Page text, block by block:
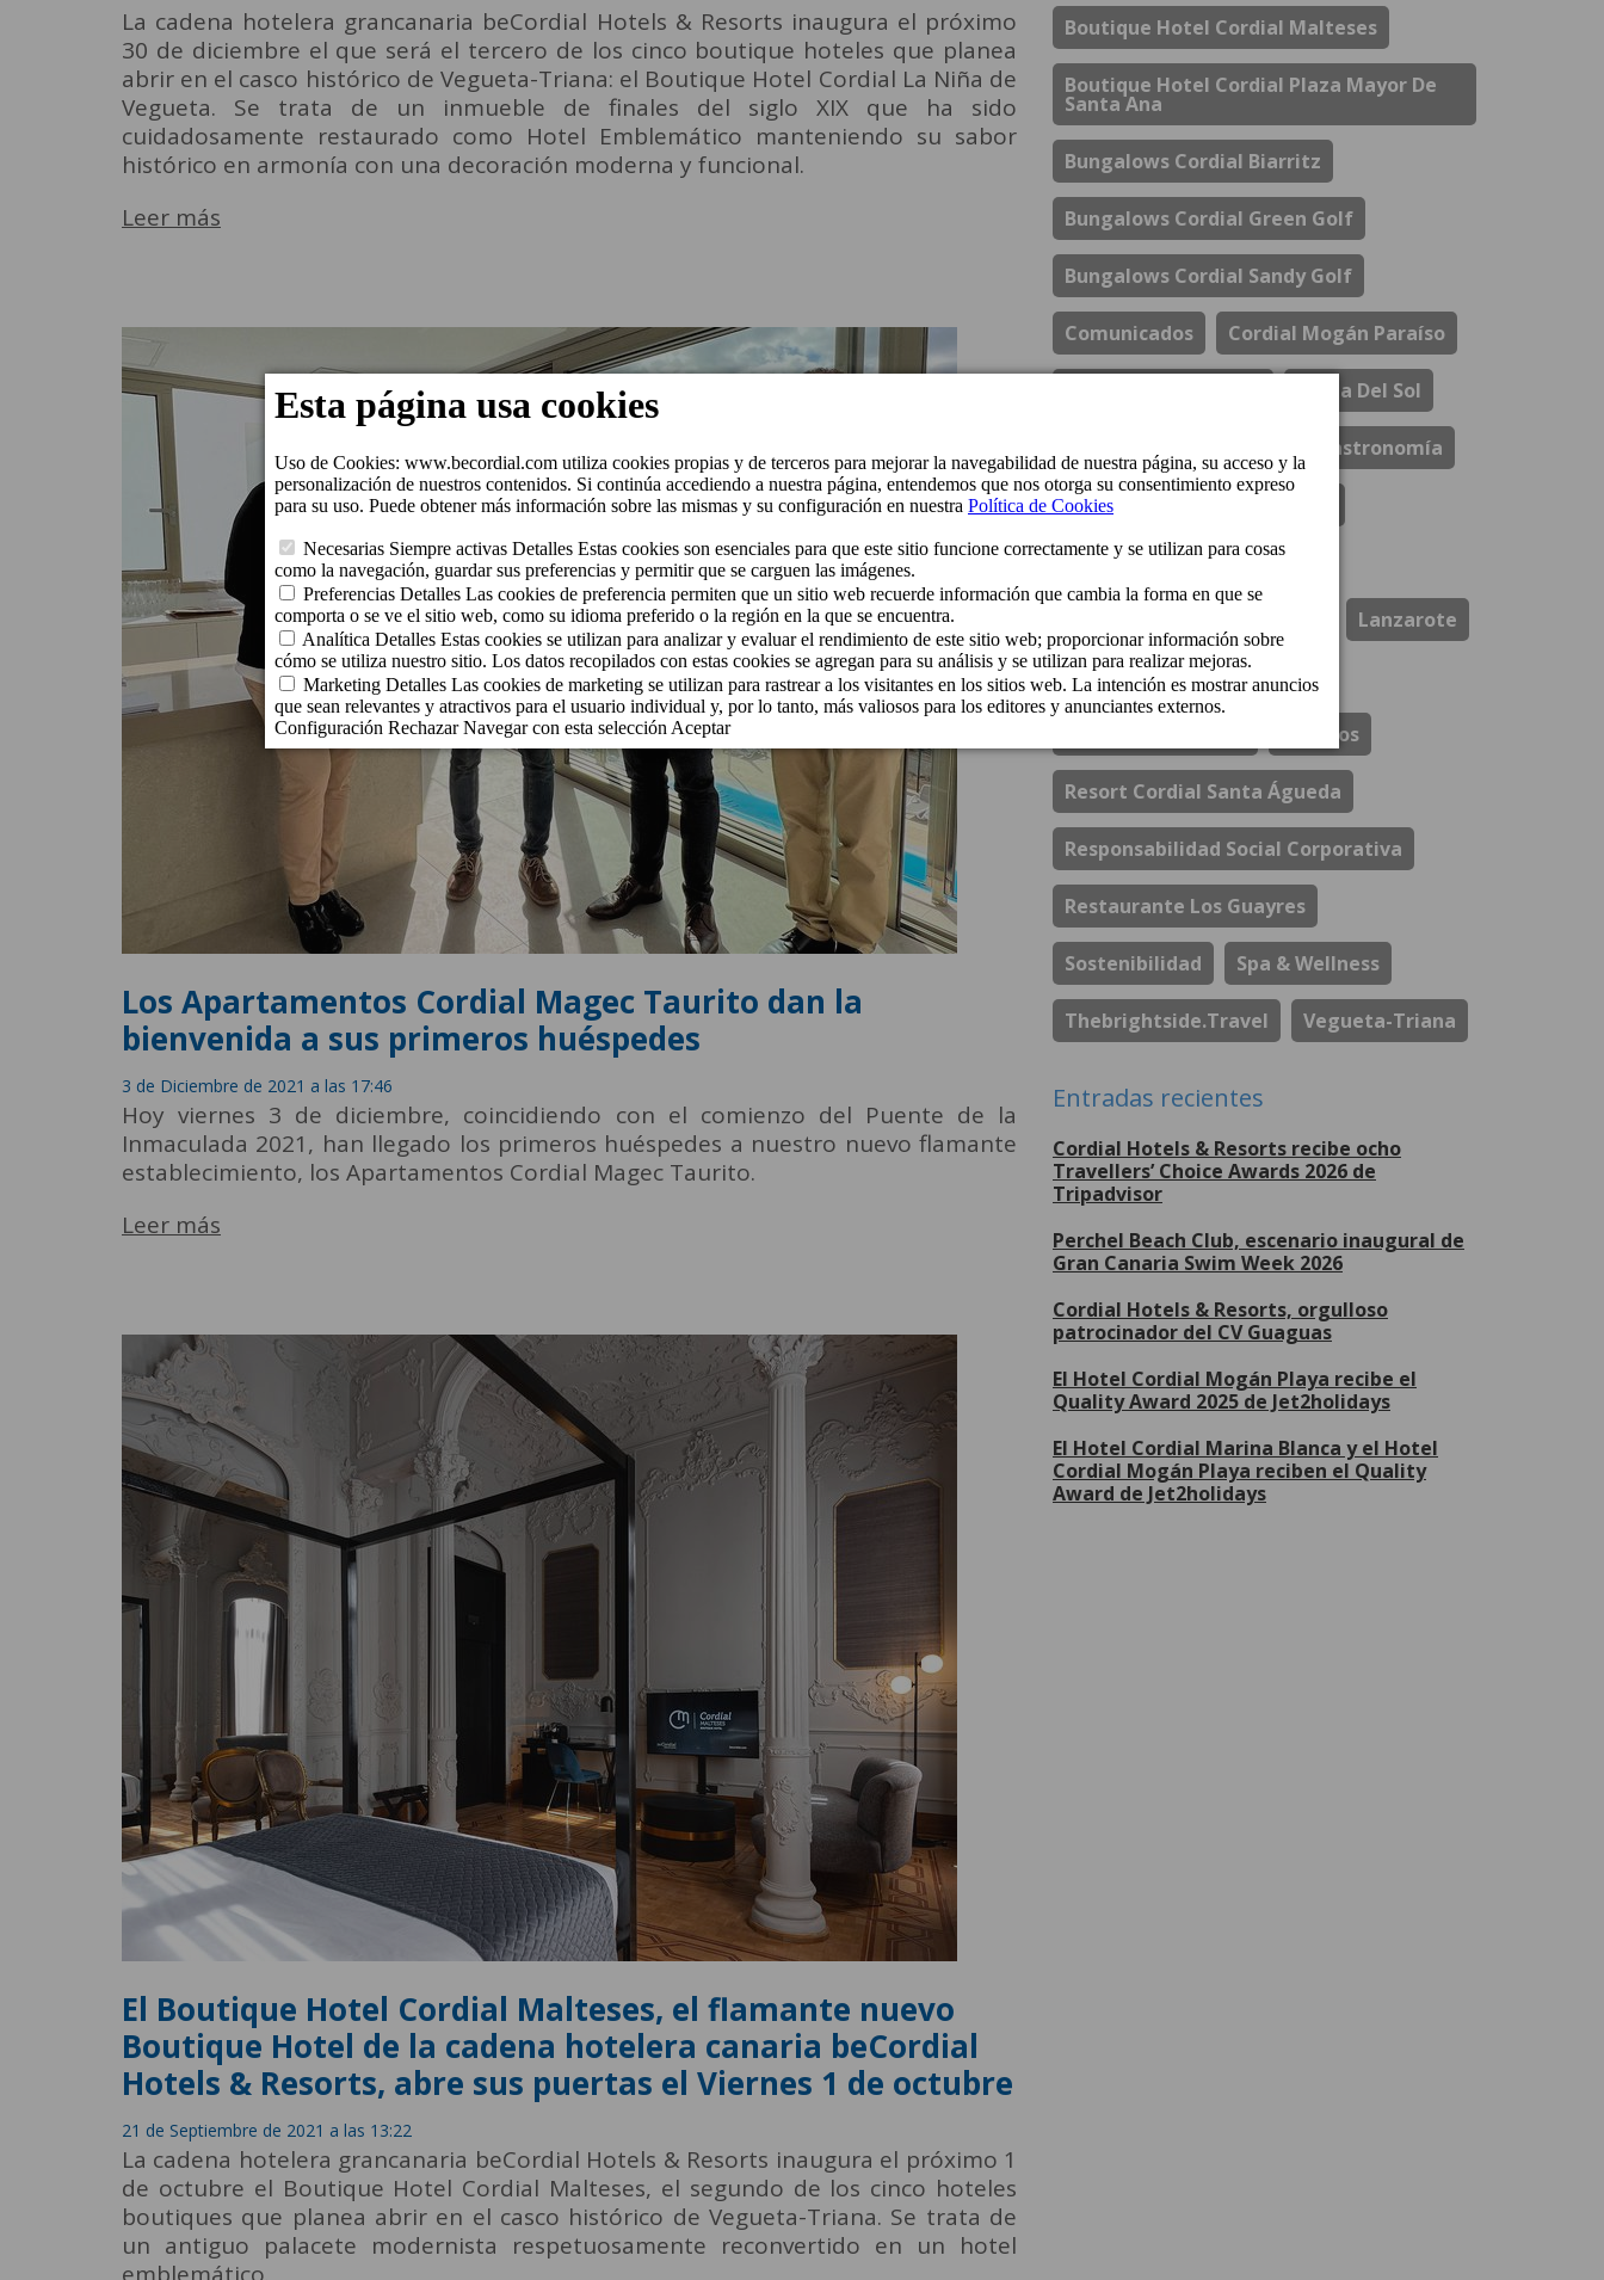
La cadena hotelera grancanaria beCordial Hotels & Resorts inaugura el próximo
30 de diciembre el que será el tercero de los cinco boutique hoteles que planea
abrir en el casco histórico de Vegueta-Triana: el Boutique Hotel Cordial La Niña de
Vegueta. Se trata de un inmueble de finales del siglo XIX que ha sido
cuidadosamente restaurado como Hotel Emblemático manteniendo su sabor
histórico en armonía con una decoración moderna y funcional.
Leer más
Los Apartamentos Cordial Magec Taurito dan la
bienvenida a sus primeros huéspedes
3 de Diciembre de 2021 a las 17:46
Hoy viernes 3 de diciembre, coincidiendo con el comienzo del Puente de la
Inmaculada 2021, han llegado los primeros huéspedes a nuestro nuevo flamante
establecimiento, los Apartamentos Cordial Magec Taurito.
Leer más
El Boutique Hotel Cordial Malteses, el flamante nuevo
Boutique Hotel de la cadena hotelera canaria beCordial
Hotels & Resorts, abre sus puertas el Viernes 1 de octubre
21 de Septiembre de 2021 a las 13:22
La cadena hotelera grancanaria beCordial Hotels & Resorts inaugura el próximo 1
de octubre el Boutique Hotel Cordial Malteses, el segundo de los cinco hoteles
boutiques que planea abrir en el casco histórico de Vegueta-Triana. Se trata de
un antiguo palacete modernista respetuosamente reconvertido en un hotel
Boutique Hotel Cordial Malteses
Boutique Hotel Cordial Plaza Mayor De
Santa Ana
Bungalows Cordial Biarritz
Bungalows Cordial Green Golf
Bungalows Cordial Sandy Golf
Comunicados Cordial Mogán Paraíso
Costa Del Sol
Gastronomía
Hotel Cordial Marina Blanca
Hotel Cordial Mogán Playa
Lanzarote
Patrocinio Deportivo
Premios
Resort Cordial Santa Águeda
Responsabilidad Social Corporativa
Restaurante Los Guayres
Sostenibilidad Spa & Wellness
Thebrightside.travel Vegueta-Triana
Entradas recientes
Cordial Hotels & Resorts recibe ocho
Travellers’ Choice Awards 2026 de
Tripadvisor
Perchel Beach Club, escenario inaugural de
Gran Canaria Swim Week 2026
Cordial Hotels & Resorts, orgulloso
patrocinador del CV Guaguas
El Hotel Cordial Mogán Playa recibe el
Quality Award 2025 de Jet2holidays
El Hotel Cordial Marina Blanca y el Hotel
Cordial Mogán Playa reciben el Quality
Award de Jet2holidays